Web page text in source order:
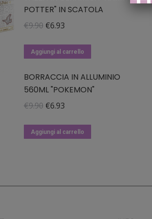
POTTER" IN SCATOLA
€9.90 Il
originale
€9.90.
€6.93Il
attuale
€6.93.
Aggiungi al carrello
BORRACCIA IN ALLUMINIO
560ML "POKEMON"
€9.90 Il
originale
€6.93Il
attuale
Aggiungi al carrello